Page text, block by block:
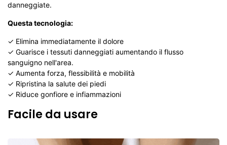
danneggiate.
Questa tecnologia:
✓ Elimina immediatamente il dolore
✓ Guarisce i tessuti danneggiati aumentando il flusso
sanguigno nell'area.
✓ Aumenta forza, flessibilità e mobilità
✓ Ripristina la salute dei piedi
✓ Riduce gonfiore e infiammazioni
Facile da usare